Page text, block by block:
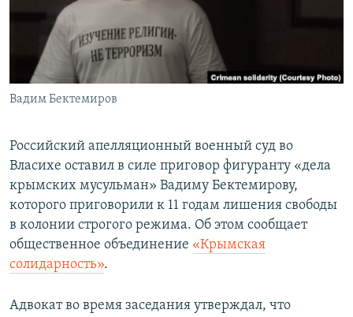
КРЫМ.НЕПОКОРЕННЫЙ
ELIFBE
УКРАИНСКАЯ ПРОБЛЕМА КРЫМА
Все сайты RFE/RL
Вадим Бектемиров
Российский апелляционный военный суд во
Власихе оставил в силе приговор фигуранту «дела
крымских мусульман» Вадиму Бектемирову,
которого приговорили к 11 годам лишения свободы
в колонии строгого режима. Об этом сообщает
общественное объединение «Крымская
солидарность».
Адвокат во время заседания утверждал, что